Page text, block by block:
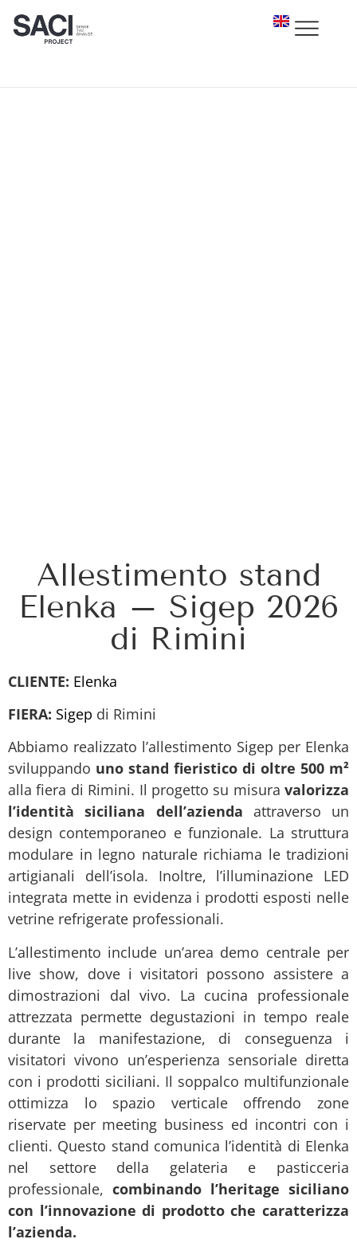
Allestimento stand
Elenka – Sigep 2026
di Rimini
CLIENTE: Elenka
FIERA: Sigep di Rimini
Abbiamo realizzato l’allestimento Sigep per Elenka
sviluppando uno stand fieristico di oltre 500 m²
alla fiera di Rimini. Il progetto su misura valorizza
l’identità siciliana dell’azienda attraverso un
design contemporaneo e funzionale. La struttura
modulare in legno naturale richiama le tradizioni
artigianali dell’isola. Inoltre, l’illuminazione LED
integrata mette in evidenza i prodotti esposti nelle
vetrine refrigerate professionali.
L’allestimento include un’area demo centrale per
live show, dove i visitatori possono assistere a
dimostrazioni dal vivo. La cucina professionale
attrezzata permette degustazioni in tempo reale
durante la manifestazione, di conseguenza i
visitatori vivono un’esperienza sensoriale diretta
con i prodotti siciliani. Il soppalco multifunzionale
ottimizza lo spazio verticale offrendo zone
riservate per meeting business ed incontri con i
clienti. Questo stand comunica l’identità di Elenka
nel settore della gelateria e pasticceria
professionale, combinando l’heritage siciliano
con l’innovazione di prodotto che caratterizza
l’azienda.